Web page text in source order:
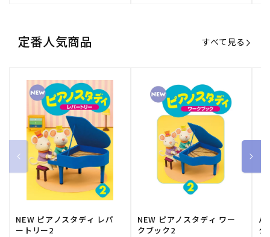
定番人気商品 すべて見る
NEW ピアノスタディ レパ
ートリー2
NEW ピアノスタディ ワー
クブック2
バ
ク